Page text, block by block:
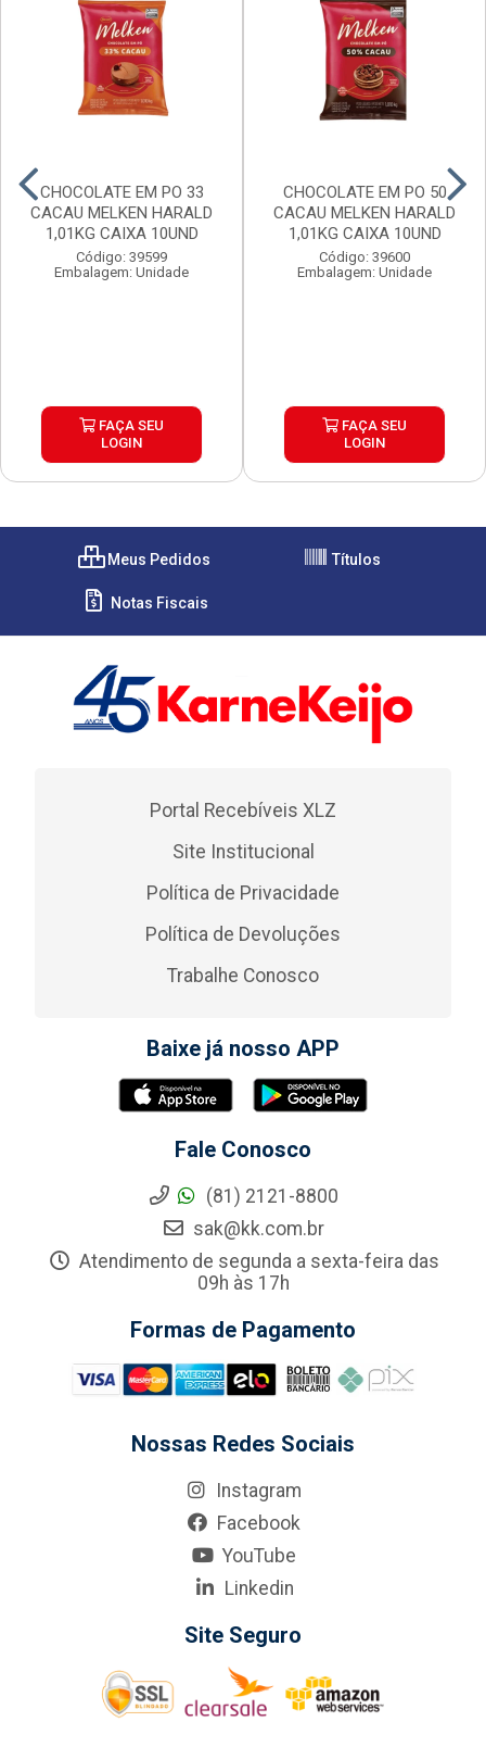
CHOCOLATE EM PO 33
CACAU MELKEN HARALD
1,01KG CAIXA 10UND
Código: 39599
Embalagem: Unidade
FAÇA SEU
LOGIN
CHOCOLATE EM PO 50
CACAU MELKEN HARALD
1,01KG CAIXA 10UND
Código: 39600
Embalagem: Unidade
FAÇA SEU
LOGIN
Meus Pedidos Títulos
Notas Fiscais
Portal Recebíveis XLZ
Site Institucional
Política de Privacidade
Política de Devoluções
Trabalhe Conosco
Baixe já nosso APP
Fale Conosco
(81) 2121-8800
sak@kk.com.br
Atendimento de segunda a sexta-feira das
09h às 17h
Formas de Pagamento
Nossas Redes Sociais
Instagram
Facebook
YouTube
Linkedin
Site Seguro